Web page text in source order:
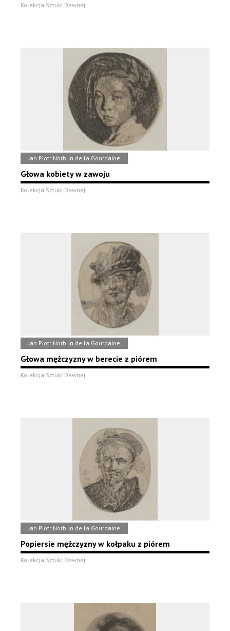
Kolekcja Sztuki Dawnej
Jan Piotr Norblin de la Gourdaine
Głowa kobiety w zawoju
Kolekcja Sztuki Dawnej
Jan Piotr Norblin de la Gourdaine
Głowa mężczyzny w berecie z piórem
Kolekcja Sztuki Dawnej
Jan Piotr Norblin de la Gourdaine
Popiersie mężczyzny w kołpaku z piórem
Kolekcja Sztuki Dawnej